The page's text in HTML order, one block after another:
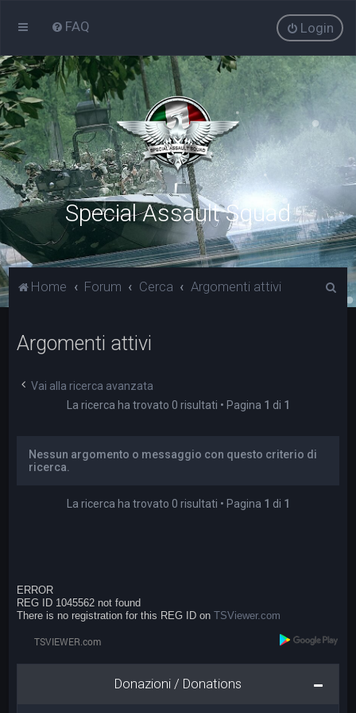
FAQ Login
Special Assault Squad
Home Forum Cerca Argomenti attivi
Argomenti attivi
Vai alla ricerca avanzata
La ricerca ha trovato 0 risultati • Pagina 1 di 1
Nessun argomento o messaggio con questo criterio di
ricerca.
La ricerca ha trovato 0 risultati • Pagina 1 di 1
ERROR
REG ID 1045562 not found
There is no registration for this REG ID onTSViewer.com
Donazioni / Donations